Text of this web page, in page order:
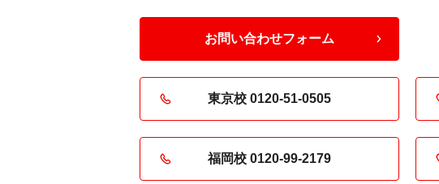
お問い合わせフォーム
東京校 0120-51-0505
福岡校 0120-99-2179